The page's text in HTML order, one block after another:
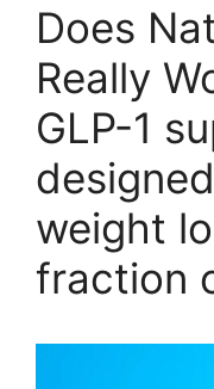
Does
Really
GLP-1
weight
fraction